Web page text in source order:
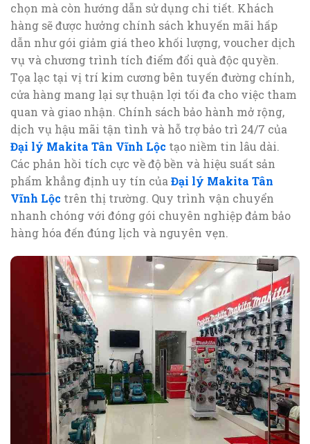
chọn mà còn hướng dẫn sử dụng chi tiết. Khách
hàng sẽ được hưởng chính sách khuyến mãi hấp
dẫn như gói giảm giá theo khối lượng, voucher dịch
vụ và chương trình tích điểm đổi quà độc quyền.
Tọa lạc tại vị trí kim cương bên tuyến đường chính,
cửa hàng mang lại sự thuận lợi tối đa cho việc tham
quan và giao nhận. Chính sách bảo hành mở rộng,
dịch vụ hậu mãi tận tình và hỗ trợ bảo trì 24/7 của
Đại lý Makita Tân Vĩnh Lộc tạo niềm tin lâu dài.
Các phản hồi tích cực về độ bền và hiệu suất sản
phẩm khẳng định uy tín của Đại lý Makita Tân
Vĩnh Lộc trên thị trường. Quy trình vận chuyển
nhanh chóng với đóng gói chuyên nghiệp đảm bảo
hàng hóa đến đúng lịch và nguyên vẹn.